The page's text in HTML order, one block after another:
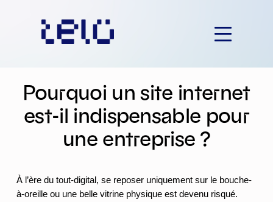
Pourquoi un site internet
est-il indispensable pour
une entreprise ?
À l’ère du tout-digital, se reposer uniquement sur le bouche-
à-oreille ou une belle vitrine physique est devenu risqué.